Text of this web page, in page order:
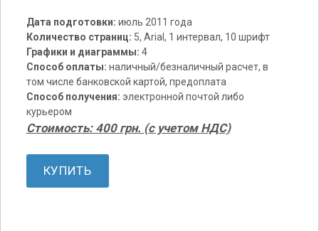
Дата подготовки: июль 2011 года
Количество страниц: 5, Arial, 1 интервал, 10 шрифт
Графики и диаграммы: 4
Способ оплаты: наличный/безналичный расчет, в
том числе банковской картой, предоплата
Способ получения: электронной почтой либо
курьером
Стоимость: 400 грн. (с учетом НДС)
КУПИТЬ